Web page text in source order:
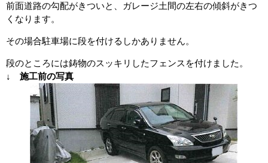
前面道路の勾配がきついと、ガレージ土間の左右の傾斜がきつ
くなります。
その場合駐車場に段を付けるしかありません。
段のところには鋳物のスッキリしたフェンスを付けました。
↓ 施工前の写真